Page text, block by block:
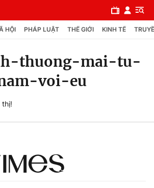
HỘI PHÁP LUẬT THẾ GIỚI KINH TẾ
thuong-mai-tu-
voi-eu
thị!